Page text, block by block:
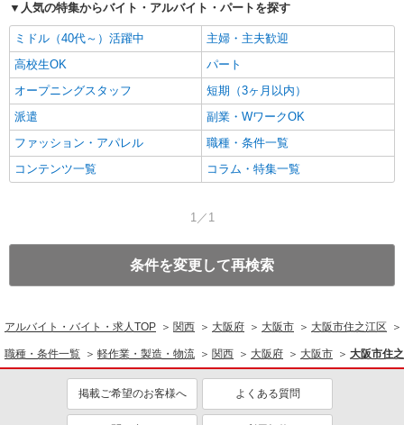
人気の特集からバイト・アルバイト・パートを探す
ミドル（40代～）活躍中
主婦・主夫歓迎
高校生OK
パート
オープニングスタッフ
短期（3ヶ月以内）
派遣
副業・WワークOK
ファッション・アパレル
職種・条件一覧
コンテンツ一覧
コラム・特集一覧
1／1
条件を変更して再検索
アルバイト・バイト・求人TOP 関西 大阪府 大阪市 大阪市住之江区
職種・条件一覧 軽作業・製造・物流 関西 大阪府 大阪市 大阪市住
掲載ご希望のお客様へ よくある質問